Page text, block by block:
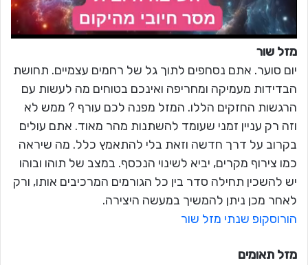
מזל שור
יום סוער. אתם נסחפים לתוך גל של רחמים עצמיים. תחושת
הבדידות מעמיקה ומחריפה ואינכם בטוחים מה לעשות עם
הרגשות החזקים הללו. המזל מפנה לכם עורף ? ממש לא
וזה רק עניין זמני שעומד להשתנות מהר מאוד. אתם עולים
בקרוב על דרך חדשה וזאת בלי להתאמץ כלל. מה שיראה
כמו צירוף מקרים, יביא לשינוי הנכסף. במצב של תוהו ובוהו
יש להשכין תחילה סדר בין כל הגורמים המרכיבים אותו, ורק
לאחר מכן ניתן להמשיך במעשה היצירה.
הורוסקופ שנתי מזל שור
מזל תאומים